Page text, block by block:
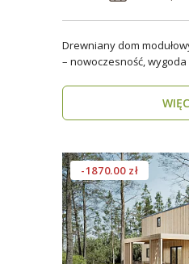
Drewniany dom
– nowoczesność, wygoda i
-1870.00 zł